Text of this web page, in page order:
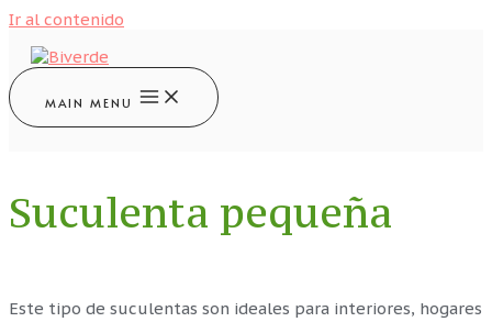
Ir al contenido
MAIN MENU
Suculenta pequeña
Este tipo de suculentas son ideales para interiores, hogares